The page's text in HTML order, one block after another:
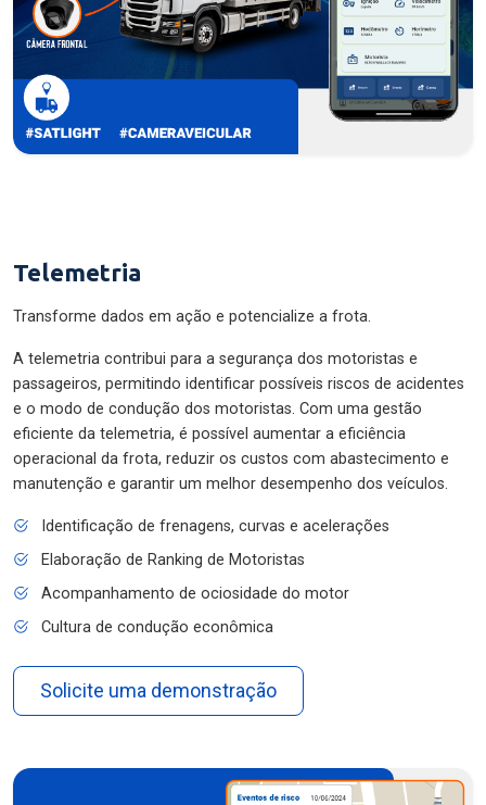
Telemetria
Transforme dados em ação e potencialize a frota.
A telemetria contribui para a segurança dos motoristas e
passageiros, permitindo identificar possíveis riscos de acidentes
e o modo de condução dos motoristas. Com uma gestão
eficiente da telemetria, é possível aumentar a eficiência
operacional da frota, reduzir os custos com abastecimento e
manutenção e garantir um melhor desempenho dos veículos.
Identificação de frenagens, curvas e acelerações
Elaboração de Ranking de Motoristas
Acompanhamento de ociosidade do motor
Cultura de condução econômica
Solicite uma demonstração